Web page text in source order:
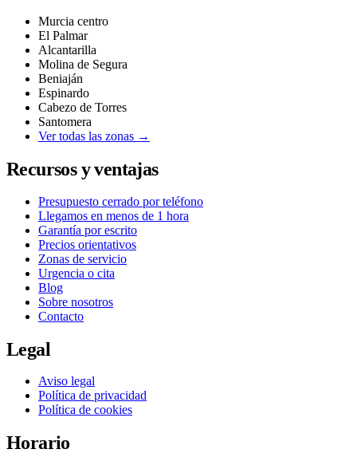
Murcia centro
El Palmar
Alcantarilla
Molina de Segura
Beniaján
Espinardo
Cabezo de Torres
Santomera
Ver todas las zonas →
Recursos y ventajas
Presupuesto cerrado por teléfono
Llegamos en menos de 1 hora
Garantía por escrito
Precios orientativos
Zonas de servicio
Urgencia o cita
Blog
Sobre nosotros
Contacto
Legal
Aviso legal
Política de privacidad
Política de cookies
Horario